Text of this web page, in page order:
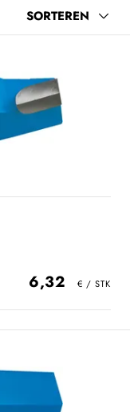
SORTEREN
6,32